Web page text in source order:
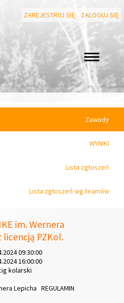
ZAREJESTRUJ SIĘ ZALOGUJ SIĘ
Zawody
WYNIKI
Lista zgłoszeń
Lista zgłoszeń wg teamów
im. Wernera
PZKol.
09:30:00
16:00:00
kolarski
Lepicha REGULAMIN